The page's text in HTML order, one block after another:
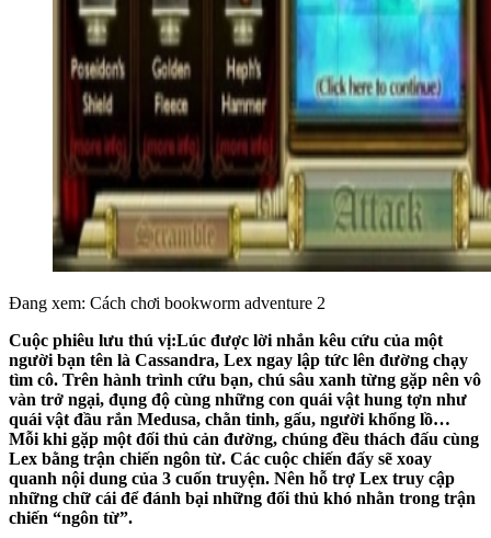
Đang xem: Cách chơi bookworm adventure 2
Cuộc phiêu lưu thú vị:Lúc được lời nhắn kêu cứu của một
người bạn tên là Cassandra, Lex ngay lập tức lên đường chạy
tìm cô. Trên hành trình cứu bạn, chú sâu xanh từng gặp nên vô
vàn trở ngại, đụng độ cùng những con quái vật hung tợn như
quái vật đầu rắn Medusa, chằn tinh, gấu, người khổng lồ…
Mỗi khi gặp một đối thủ cản đường, chúng đều thách đấu cùng
Lex bằng trận chiến ngôn từ. Các cuộc chiến đấy sẽ xoay
quanh nội dung của 3 cuốn truyện. Nên hỗ trợ Lex truy cập
những chữ cái để đánh bại những đối thủ khó nhằn trong trận
chiến “ngôn từ”.